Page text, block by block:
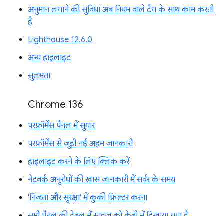
अनुमान लगाने की सुविधा अब नियम वाले टैग के साथ काम करती
है
Lighthouse 12.6.0
अन्य हाइलाइट
सुलभता
Chrome 136
परफ़ॉर्मेंस पैनल में सुधार
परफ़ॉर्मेंस से जुड़ी नई अहम जानकारी
हाइलाइट करने के लिए क्लिक करें
नेटवर्क अनुरोधों की खास जानकारी में सर्वर के समय
'निजता और सुरक्षा' में कुकी फ़िल्टर करना